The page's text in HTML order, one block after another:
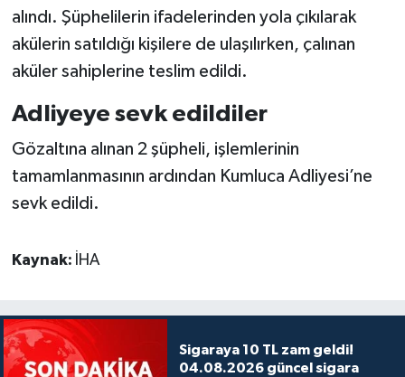
alındı. Şüphelilerin ifadelerinden yola çıkılarak
akülerin satıldığı kişilere de ulaşılırken, çalınan
aküler sahiplerine teslim edildi.
Adliyeye sevk edildiler
Gözaltına alınan 2 şüpheli, işlemlerinin
tamamlanmasının ardından Kumluca Adliyesi’ne
sevk edildi.
Kaynak: İHA
Sigaraya 10 TL zam geldi!
04.08.2026 güncel sigara